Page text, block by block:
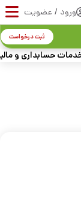
ورود / عضویت
حسابداری و
ثبت درخواست